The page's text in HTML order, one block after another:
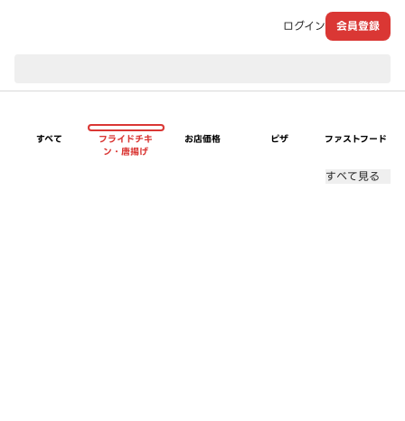
ログイン 会員登録
すべて
フライドチキ
ン・唐揚げ
お店価格 ピザ ファストフード
すべて見る